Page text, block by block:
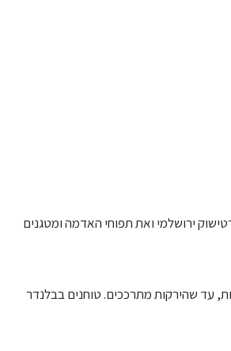
ירושלמי ואת תפוחי האדמה ומטגנים
עד שהירקות מתרככים. טוחנים בבלנדר